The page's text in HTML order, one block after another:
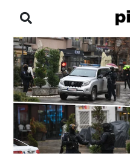
NASLOVNA
VESTI
ZADRUGA
SHOWBIZ